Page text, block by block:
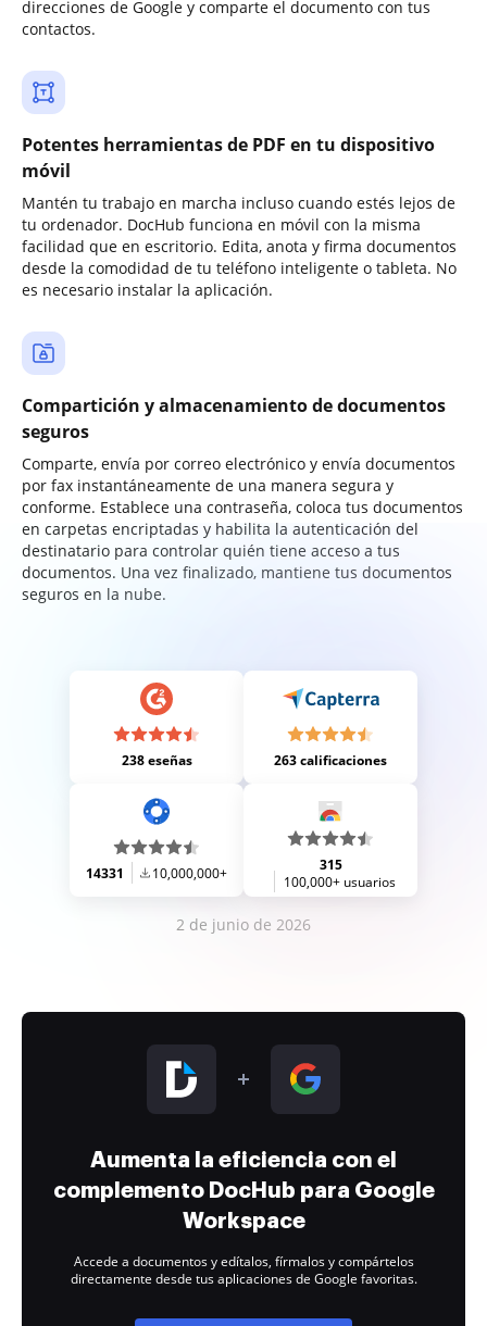
direcciones de Google y comparte el documento con tus
contactos.
Potentes herramientas de PDF en tu dispositivo
móvil
Mantén tu trabajo en marcha incluso cuando estés lejos de
tu ordenador. DocHub funciona en móvil con la misma
facilidad que en escritorio. Edita, anota y firma documentos
desde la comodidad de tu teléfono inteligente o tableta. No
es necesario instalar la aplicación.
Compartición y almacenamiento de documentos
seguros
Comparte, envía por correo electrónico y envía documentos
por fax instantáneamente de una manera segura y
conforme. Establece una contraseña, coloca tus documentos
en carpetas encriptadas y habilita la autenticación del
destinatario para controlar quién tiene acceso a tus
documentos. Una vez finalizado, mantiene tus documentos
seguros en la nube.
238 eseñas 263 calificaciones
14331 10,000,000+
315
100,000+ usuarios
2 de junio de 2026
Aumenta la eficiencia con el
complemento DocHub para Google
Workspace
Accede a documentos y edítalos, fírmalos y compártelos
directamente desde tus aplicaciones de Google favoritas.